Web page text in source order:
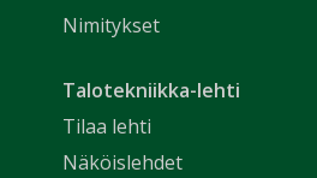
Nimitykset
Talotekniikka-lehti
Tilaa lehti
Näköislehdet